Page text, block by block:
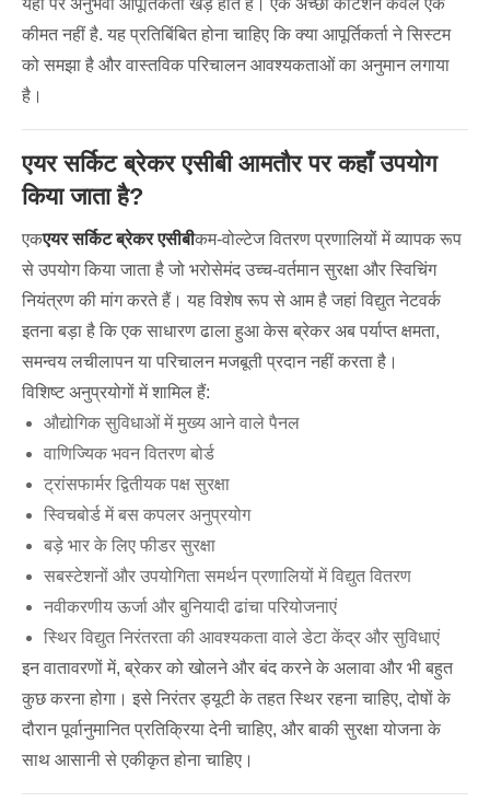
यहीं पर अनुभवी आपूर्तिकर्ता खड़े होते हैं। एक अच्छा कोटेशन केवल एक
कीमत नहीं है. यह प्रतिबिंबित होना चाहिए कि क्या आपूर्तिकर्ता ने सिस्टम
को समझा है और वास्तविक परिचालन आवश्यकताओं का अनुमान लगाया
है।
एयर सर्किट ब्रेकर एसीबी आमतौर पर कहाँ उपयोग
किया जाता है?
एकएयर सर्किट ब्रेकर एसीबीकम-वोल्टेज वितरण प्रणालियों में व्यापक रूप
से उपयोग किया जाता है जो भरोसेमंद उच्च-वर्तमान सुरक्षा और स्विचिंग
नियंत्रण की मांग करते हैं। यह विशेष रूप से आम है जहां विद्युत नेटवर्क
इतना बड़ा है कि एक साधारण ढाला हुआ केस ब्रेकर अब पर्याप्त क्षमता,
समन्वय लचीलापन या परिचालन मजबूती प्रदान नहीं करता है।
विशिष्ट अनुप्रयोगों में शामिल हैं:
औद्योगिक सुविधाओं में मुख्य आने वाले पैनल
वाणिज्यिक भवन वितरण बोर्ड
ट्रांसफार्मर द्वितीयक पक्ष सुरक्षा
स्विचबोर्ड में बस कपलर अनुप्रयोग
बड़े भार के लिए फीडर सुरक्षा
सबस्टेशनों और उपयोगिता समर्थन प्रणालियों में विद्युत वितरण
नवीकरणीय ऊर्जा और बुनियादी ढांचा परियोजनाएं
स्थिर विद्युत निरंतरता की आवश्यकता वाले डेटा केंद्र और सुविधाएं
इन वातावरणों में, ब्रेकर को खोलने और बंद करने के अलावा और भी बहुत
कुछ करना होगा। इसे निरंतर ड्यूटी के तहत स्थिर रहना चाहिए, दोषों के
दौरान पूर्वानुमानित प्रतिक्रिया देनी चाहिए, और बाकी सुरक्षा योजना के
साथ आसानी से एकीकृत होना चाहिए।